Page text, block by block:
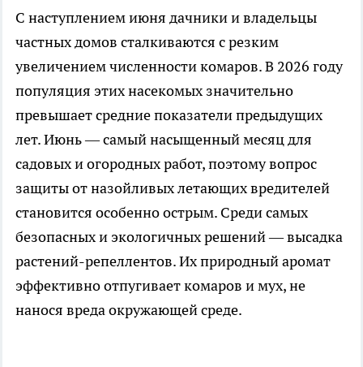
С наступлением июня дачники и владельцы
частных домов сталкиваются с резким
увеличением численности комаров. В 2026 году
популяция этих насекомых значительно
превышает средние показатели предыдущих
лет. Июнь — самый насыщенный месяц для
садовых и огородных работ, поэтому вопрос
защиты от назойливых летающих вредителей
становится особенно острым. Среди самых
безопасных и экологичных решений — высадка
растений-репеллентов. Их природный аромат
эффективно отпугивает комаров и мух, не
нанося вреда окружающей среде.